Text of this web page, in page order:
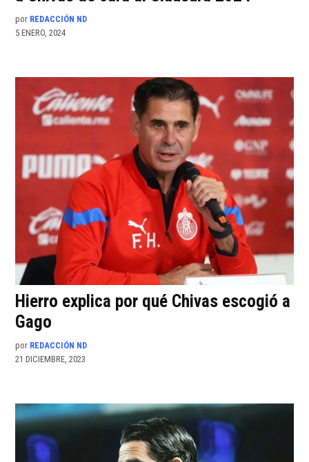
por REDACCIÓN ND
5 ENERO, 2024
Hierro explica por qué Chivas escogió a
Gago
por REDACCIÓN ND
21 DICIEMBRE, 2023